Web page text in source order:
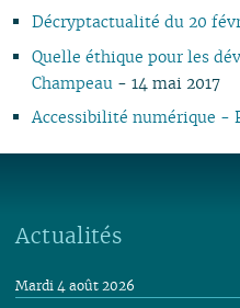
02
01
02
Décryptactualité du 20
Quelle éthique pour les
Champeau - 14 mai 2017
Accessibilité numérique -
Actualités
Mardi 4 août 2026